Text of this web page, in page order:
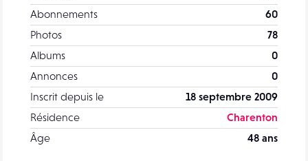
Abonnements
60
Photos
78
Albums
0
Annonces
0
Inscrit depuis le
18 septembre 2009
Résidence
Charenton
Âge
48 ans